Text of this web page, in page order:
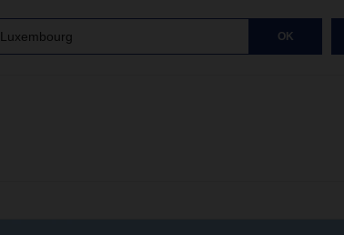
Luxembourg OK